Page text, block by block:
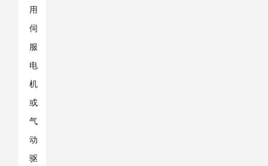
用
伺
服
电
机
或
气
动
驱